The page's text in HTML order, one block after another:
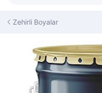
Zehirli Boyalar